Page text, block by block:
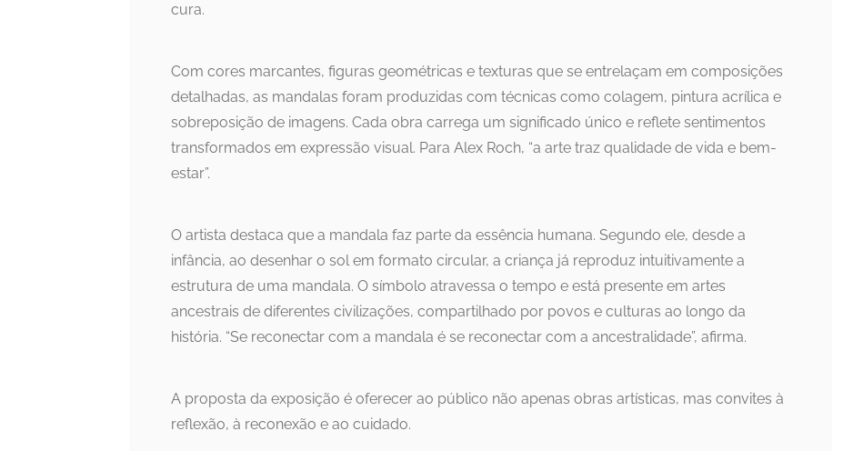
cura.
Com cores marcantes, figuras geométricas e texturas que se entrelaçam em composições
detalhadas, as mandalas foram produzidas com técnicas como colagem, pintura acrílica e
sobreposição de imagens. Cada obra carrega um significado único e reflete sentimentos
transformados em expressão visual. Para Alex Roch, “a arte traz qualidade de vida e bem-
estar”.
O artista destaca que a mandala faz parte da essência humana. Segundo ele, desde a
infância, ao desenhar o sol em formato circular, a criança já reproduz intuitivamente a
estrutura de uma mandala. O símbolo atravessa o tempo e está presente em artes
ancestrais de diferentes civilizações, compartilhado por povos e culturas ao longo da
história. “Se reconectar com a mandala é se reconectar com a ancestralidade”, afirma.
A proposta da exposição é oferecer ao público não apenas obras artísticas, mas convites à
reflexão, à reconexão e ao cuidado.